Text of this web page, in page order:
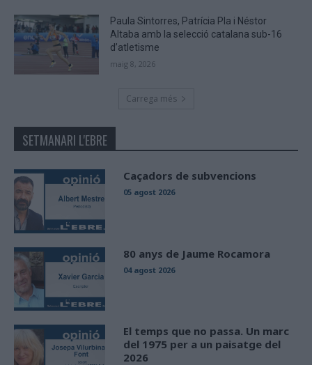
Paula Sintorres, Patrícia Pla i Néstor
Altaba amb la selecció catalana sub-16
d’atletisme
maig 8, 2026
Carrega més
SETMANARI L'EBRE
Caçadors de subvencions
05 agost 2026
80 anys de Jaume Rocamora
04 agost 2026
El temps que no passa. Un marc
del 1975 per a un paisatge del
2026